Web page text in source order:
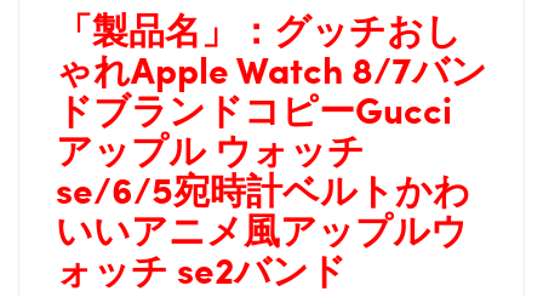
「製品名」： グッチおし
ゃれApple Watch 8/7バン
ドブランドコピーGucci
アップル ウォッチ
se/6/5宛時計ベルトかわ
いいアニメ風アップルウ
ォッチ se2バンド